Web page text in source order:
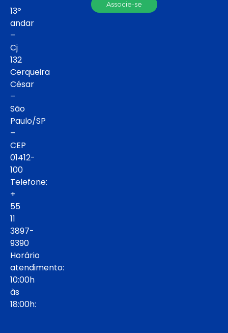
13º
andar
–
Cj
132
Cerqueira
César
–
São
Paulo/SP
–
CEP
01412-
100
Telefone:
+
55
11
3897-
9390
Horário
atendimento:
10:00h
às
18:00h:
Associe-se